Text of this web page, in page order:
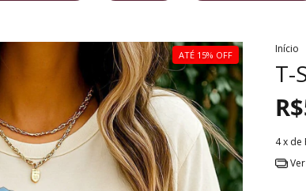
ATÉ 15% OFF Início
T-
4x de